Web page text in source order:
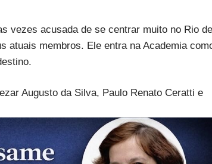
vezes acusada de se centrar muito no Rio de
atuais membros. Ele entra na Academia
Augusto da Silva, Paulo Renato Ceratti e